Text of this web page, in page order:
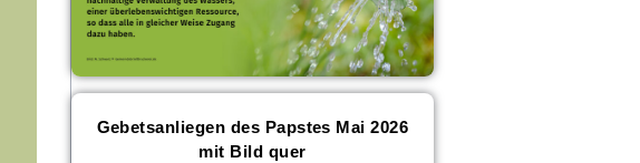
Gebetsanliegen des Papstes Mai 2026
mit Bild quer